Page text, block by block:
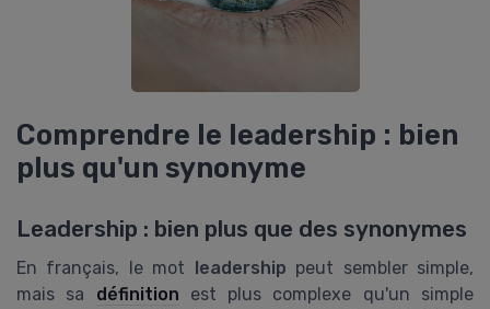
Comprendre le leadership : bien
plus qu'un synonyme
Leadership : bien plus que des synonymes
En français, le mot leadership peut sembler simple,
mais sa définition est plus complexe qu'un simple